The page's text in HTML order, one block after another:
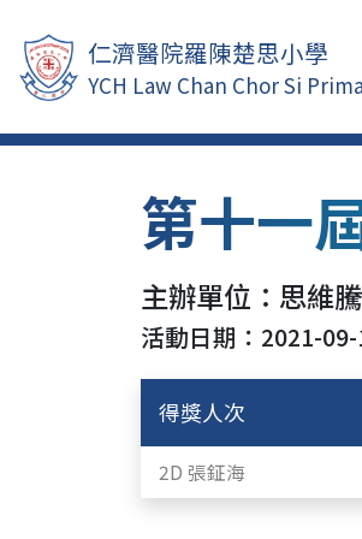
仁濟醫院羅陳楚思小學
YCH Law Chan Chor Si
第十一
主辦單位：思維
活動日期：2021-
得獎人次
2D 張鉦海